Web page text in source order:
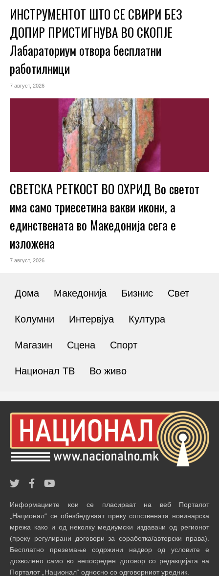
ИНСТРУМЕНТОТ ШТО СЕ СВИРИ БЕЗ
ДОПИР ПРИСТИГНУВА ВО СКОПЈЕ
Лабараториум отвора бесплатни
работилници
7 август, 2026
СВЕТСКА РЕТКОСТ ВО ОХРИД Во светот
има само триесетина вакви икони, а
единствената во Македонија сега е
изложена
7 август, 2026
Дома Македонија Бизнис Свет
Колумни Интервјуа Култура
Магазин Сцена Спорт
Национал ТВ Во живо
Информациите кои се пласираат на веб Порталот
„Национал“ се обезбедуваат преку сопствената новинарска
мрежа како и од неколку медиумски издавачи од регионот
(преку регулирани договори за соработка/авторски права).
Бесплатно преземање содржини надвор од условите е
дозволено само во непосреден договор со редакцијата на
Порталот „Национал“ односно со одговорниот уредник.